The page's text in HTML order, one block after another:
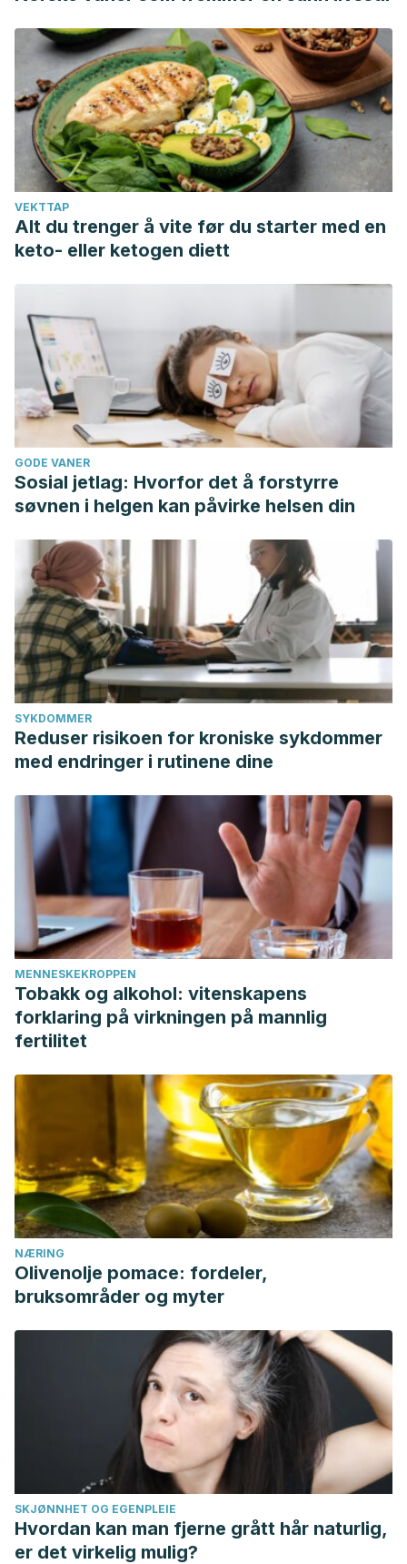
VEKTTAP
Alt du trenger å vite før du starter med en
keto- eller ketogen diett
GODE VANER
Sosial jetlag: Hvorfor det å forstyrre
søvnen i helgen kan påvirke helsen din
SYKDOMMER
Reduser risikoen for kroniske sykdommer
med endringer i rutinene dine
MENNESKEKROPPEN
Tobakk og alkohol: vitenskapens
forklaring på virkningen på mannlig
fertilitet
NÆRING
Olivenolje pomace: fordeler,
bruksområder og myter
SKJØNNHET OG EGENPLEIE
Hvordan kan man fjerne grått hår naturlig,
er det virkelig mulig?